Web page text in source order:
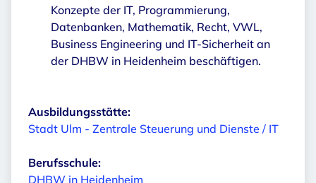
Konzepte der IT, Programmierung,
Datenbanken, Mathematik, Recht, VWL,
Business Engineering und IT-Sicherheit an
der DHBW in Heidenheim beschäftigen.
Ausbildungsstätte:
Stadt Ulm - Zentrale Steuerung und Dienste / IT
Berufsschule:
DHBW in Heidenheim